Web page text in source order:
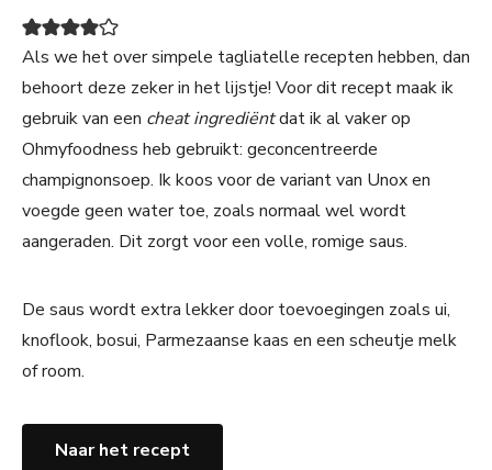
Als we het over simpele tagliatelle recepten hebben, dan
behoort deze zeker in het lijstje! Voor dit recept maak ik
gebruik van een cheat ingrediëntdat ik al vaker op
Ohmyfoodness heb gebruikt: geconcentreerde
champignonsoep. Ik koos voor de variant van Unox en
voegde geen water toe, zoals normaal wel wordt
aangeraden. Dit zorgt voor een volle, romige saus.
De saus wordt extra lekker door toevoegingen zoals ui,
knoflook, bosui, Parmezaanse kaas en een scheutje melk
of room.
Naar het recept